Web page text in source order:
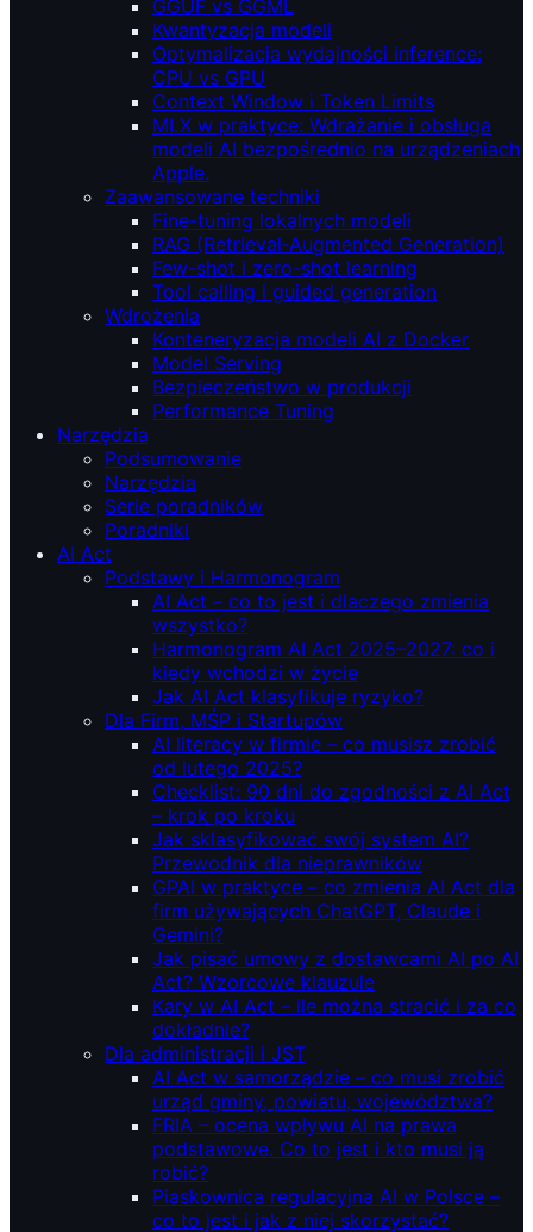
GGUF vs GGML
Kwantyzacja modeli
Optymalizacja wydajności inference:
CPU vs GPU
Context Window i Token Limits
MLX w praktyce: Wdrażanie i obsługa
modeli AI bezpośrednio na urządzeniach
Apple.
Zaawansowane techniki
Fine-tuning lokalnych modeli
RAG (Retrieval‑Augmented Generation)
Few-shot i zero-shot learning
Tool calling i guided generation
Wdrożenia
Konteneryzacja modeli AI z Docker
Model Serving
Bezpieczeństwo w produkcji
Performance Tuning
Narzędzia
Podsumowanie
Narzędzia
Serie poradników
Poradniki
AI Act
Podstawy i Harmonogram
AI Act – co to jest i dlaczego zmienia
wszystko?
Harmonogram AI Act 2025–2027: co i
kiedy wchodzi w życie
Jak AI Act klasyfikuje ryzyko?
Dla Firm, MŚP i Startupów
AI literacy w firmie – co musisz zrobić
od lutego 2025?
Checklist: 90 dni do zgodności z AI Act
– krok po kroku
Jak sklasyfikować swój system AI?
Przewodnik dla nieprawników
GPAI w praktyce – co zmienia AI Act dla
firm używających ChatGPT, Claude i
Gemini?
Jak pisać umowy z dostawcami AI po AI
Act? Wzorcowe klauzule
Kary w AI Act – ile można stracić i za co
dokładnie?
Dla administracji i JST
AI Act w samorządzie – co musi zrobić
urząd gminy, powiatu, województwa?
FRIA – ocena wpływu AI na prawa
podstawowe. Co to jest i kto musi ją
robić?
Piaskownica regulacyjna AI w Polsce –
co to jest i jak z niej skorzystać?